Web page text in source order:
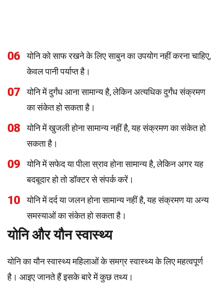
06
योनि को साफ रखने के लिए साबुन का उपयोग नहीं करना चाहिए,
केवल पानी पर्याप्त है।
07
योनि में दुर्गंध आना सामान्य है, लेकिन अत्यधिक दुर्गंध संक्रमण
का संकेत हो सकता है।
08
योनि में खुजली होना सामान्य नहीं है, यह संक्रमण का संकेत हो
सकता है।
09
योनि में सफेद या पीला स्राव होना सामान्य है, लेकिन अगर यह
बदबूदार हो तो डॉक्टर से संपर्क करें।
10
योनि में दर्द या जलन होना सामान्य नहीं है, यह संक्रमण या अन्य
समस्याओं का संकेत हो सकता है।
योनि और यौन स्वास्थ्य
योनि का यौन स्वास्थ्य महिलाओं के समग्र स्वास्थ्य के लिए महत्वपूर्ण
है। आइए जानते हैं इसके बारे में कुछ तथ्य।